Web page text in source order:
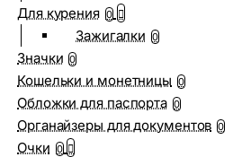
Для курения 0
Зажигалки 0
Значки 0
Кошельки и монетницы 0
Обложки для паспорта 0
Органайзеры для документов 0
Очки 0